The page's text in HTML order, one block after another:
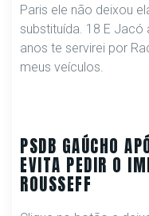
Paris ele não deixou
substituída. 18 E Jacó
anos te servirei por
meus veículos.
PSDB GAÚCHO
EVITA PEDIR O
ROUSSEFF